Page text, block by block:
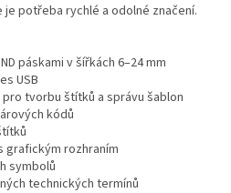
potřeba rychlé a odolné značení.
páskami v šířkách 6–24 mm
USB
pro tvorbu štítků a správu šablon
kódů
grafickým rozhraním
symbolů
technických termínů